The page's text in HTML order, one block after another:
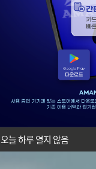
오늘 하루 열지 않음